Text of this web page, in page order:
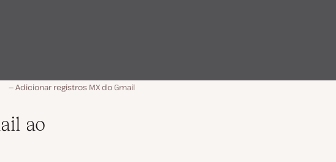
Adicionar registros MX do Gmail
ao